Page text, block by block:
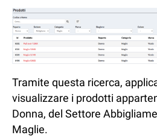
Tramite questa ricerca,
visualizzare i prodotti
Donna, del Settore
Maglie.